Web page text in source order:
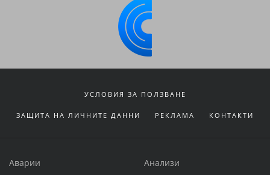
УСЛОВИЯ ЗА ПОЛЗВАНЕ
ЗАЩИТА НА ЛИЧНИТЕ ДАННИ РЕКЛАМА КОНТАКТИ
Аварии
Анализи